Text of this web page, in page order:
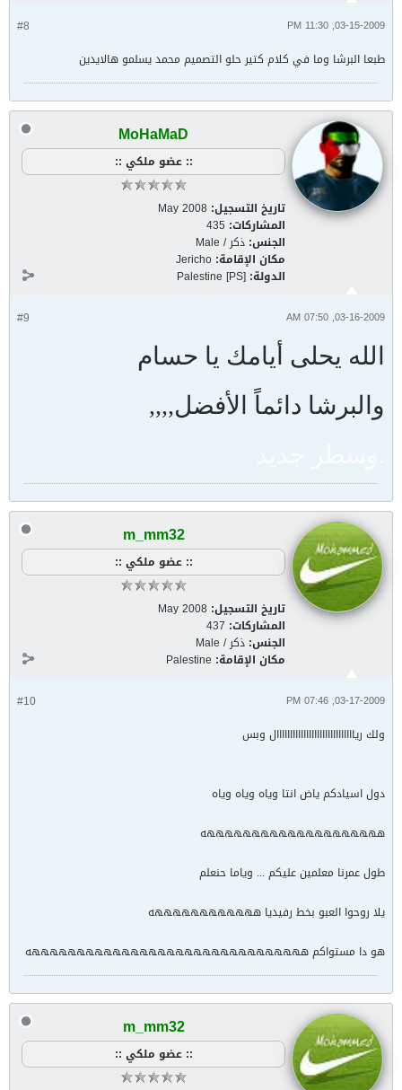
#8 03-15-2009, 11:30 PM
طبعا البرشا وما في كلام كتير حلو التصميم محمد يسلمو هالايدين
MoHaMaD
:: عضو ملكي ::
تاريخ التسجيل: May 2008
المشاركات: 435
الجنس: ذكر / Male
مكان الإقامة: Jericho
الدولة: Palestine [PS]
#9 03-16-2009, 07:50 AM
الله يحلى أيامك يا حسام
والبرشا دائماً الأفضل,,,,
m_mm32
:: عضو ملكي ::
تاريخ التسجيل: May 2008
المشاركات: 437
الجنس: ذكر / Male
مكان الإقامة: Palestine
#10 03-17-2009, 07:46 PM
ولك ريااااااااااااااااااااااااااااال وبس
دول اسيادكم ياض انتا وياه وياه وياه
ههههههههههههههههههههه
طول عمرنا معلمين عليكم ... وياما حنعلم
يلا روحوا العبو بخط رفيديا ههههههههههههه
هو دا مستواكم هههههههههههههههههههههههههههههههه
m_mm32
:: عضو ملكي ::